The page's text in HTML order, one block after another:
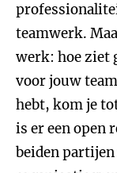
teamwerk.
werk: hoe ziet
voor jouw
hebt, kom je
is er een open
beiden partijen